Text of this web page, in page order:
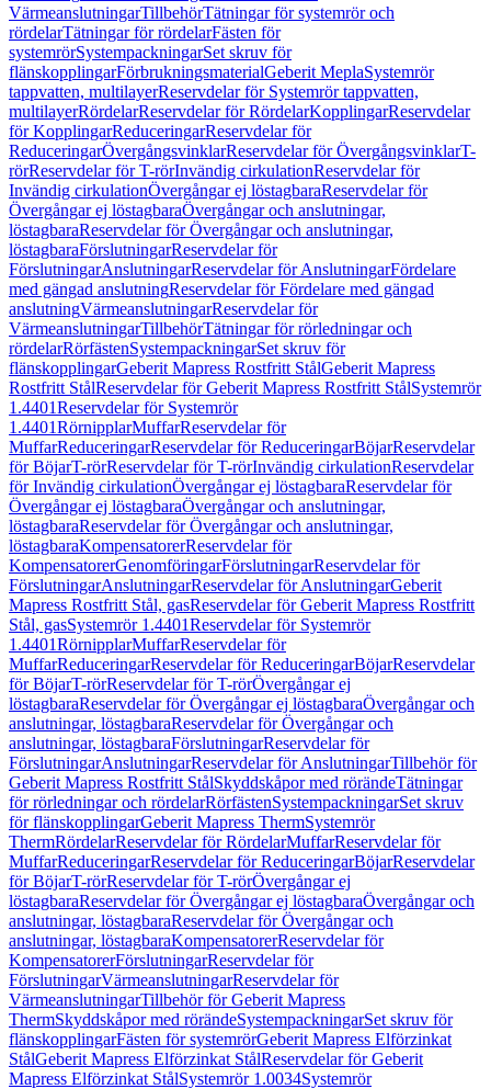
VärmeanslutningarTillbehörTätningar för systemrör och
rördelarTätningar för rördelarFästen för
systemrörSystempackningarSet skruv för
flänskopplingarFörbrukningsmaterialGeberit MeplaSystemrör
tappvatten, multilayerReservdelar för Systemrör tappvatten,
multilayerRördelarReservdelar för RördelarKopplingarReservdelar
för KopplingarReduceringarReservdelar för
ReduceringarÖvergångsvinklarReservdelar för ÖvergångsvinklarT-
rörReservdelar för T-rörInvändig cirkulationReservdelar för
Invändig cirkulationÖvergångar ej löstagbaraReservdelar för
Övergångar ej löstagbaraÖvergångar och anslutningar,
löstagbaraReservdelar för Övergångar och anslutningar,
löstagbaraFörslutningarReservdelar för
FörslutningarAnslutningarReservdelar för AnslutningarFördelare
med gängad anslutningReservdelar för Fördelare med gängad
anslutningVärmeanslutningarReservdelar för
VärmeanslutningarTillbehörTätningar för rörledningar och
rördelarRörfästenSystempackningarSet skruv för
flänskopplingarGeberit Mapress Rostfritt StålGeberit Mapress
Rostfritt StålReservdelar för Geberit Mapress Rostfritt StålSystemrör
1.4401Reservdelar för Systemrör
1.4401RörnipplarMuffarReservdelar för
MuffarReduceringarReservdelar för ReduceringarBöjarReservdelar
för BöjarT-rörReservdelar för T-rörInvändig cirkulationReservdelar
för Invändig cirkulationÖvergångar ej löstagbaraReservdelar för
Övergångar ej löstagbaraÖvergångar och anslutningar,
löstagbaraReservdelar för Övergångar och anslutningar,
löstagbaraKompensatorerReservdelar för
KompensatorerGenomföringarFörslutningarReservdelar för
FörslutningarAnslutningarReservdelar för AnslutningarGeberit
Mapress Rostfritt Stål, gasReservdelar för Geberit Mapress Rostfritt
Stål, gasSystemrör 1.4401Reservdelar för Systemrör
1.4401RörnipplarMuffarReservdelar för
MuffarReduceringarReservdelar för ReduceringarBöjarReservdelar
för BöjarT-rörReservdelar för T-rörÖvergångar ej
löstagbaraReservdelar för Övergångar ej löstagbaraÖvergångar och
anslutningar, löstagbaraReservdelar för Övergångar och
anslutningar, löstagbaraFörslutningarReservdelar för
FörslutningarAnslutningarReservdelar för AnslutningarTillbehör för
Geberit Mapress Rostfritt StålSkyddskåpor med rörändeTätningar
för rörledningar och rördelarRörfästenSystempackningarSet skruv
för flänskopplingarGeberit Mapress ThermSystemrör
ThermRördelarReservdelar för RördelarMuffarReservdelar för
MuffarReduceringarReservdelar för ReduceringarBöjarReservdelar
för BöjarT-rörReservdelar för T-rörÖvergångar ej
löstagbaraReservdelar för Övergångar ej löstagbaraÖvergångar och
anslutningar, löstagbaraReservdelar för Övergångar och
anslutningar, löstagbaraKompensatorerReservdelar för
KompensatorerFörslutningarReservdelar för
FörslutningarVärmeanslutningarReservdelar för
VärmeanslutningarTillbehör för Geberit Mapress
ThermSkyddskåpor med rörändeSystempackningarSet skruv för
flänskopplingarFästen för systemrörGeberit Mapress Elförzinkat
StålGeberit Mapress Elförzinkat StålReservdelar för Geberit
Mapress Elförzinkat StålSystemrör 1.0034Systemrör